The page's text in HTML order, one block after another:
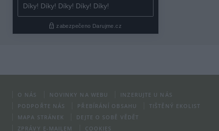
O NÁS NOVINKY NA WEBU
INZERUJTE U NÁS
PODPOŘTE NÁS
PŘEBÍRÁNÍ OBSAHU
TIŠTĚNÝ EKOLIST
MAPA STRÁNEK
DEJTE O SOBĚ VĚDĚT
ZPRÁVY E-MAILEM
COOKIES